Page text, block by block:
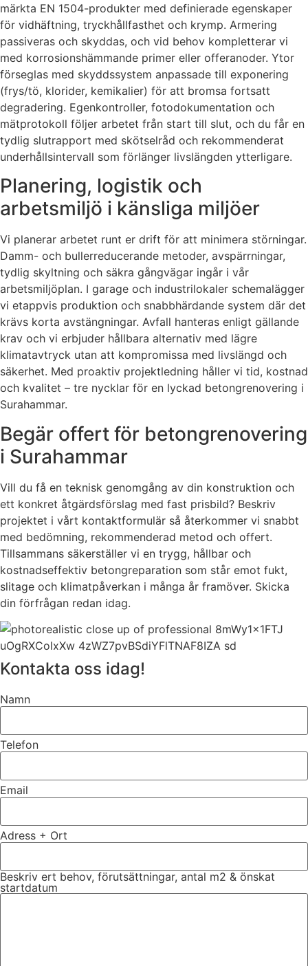
märkta EN 1504-produkter med definierade egenskaper
för vidhäftning, tryckhållfasthet och krymp. Armering
passiveras och skyddas, och vid behov kompletterar vi
med korrosionshämmande primer eller offeranoder. Ytor
förseglas med skyddssystem anpassade till exponering
(frys/tö, klorider, kemikalier) för att bromsa fortsatt
degradering. Egenkontroller, fotodokumentation och
mätprotokoll följer arbetet från start till slut, och du får en
tydlig slutrapport med skötselråd och rekommenderat
underhållsintervall som förlänger livslängden ytterligare.
Planering, logistik och
arbetsmiljö i känsliga miljöer
Vi planerar arbetet runt er drift för att minimera störningar.
Damm- och bullerreducerande metoder, avspärrningar,
tydlig skyltning och säkra gångvägar ingår i vår
arbetsmiljöplan. I garage och industrilokaler schemalägger
vi etappvis produktion och snabbhärdande system där det
krävs korta avstängningar. Avfall hanteras enligt gällande
krav och vi erbjuder hållbara alternativ med lägre
klimatavtryck utan att kompromissa med livslängd och
säkerhet. Med proaktiv projektledning håller vi tid, kostnad
och kvalitet – tre nycklar för en lyckad betongrenovering i
Surahammar.
Begär offert för betongrenovering
i Surahammar
Vill du få en teknisk genomgång av din konstruktion och
ett konkret åtgärdsförslag med fast prisbild? Beskriv
projektet i vårt kontaktformulär så återkommer vi snabbt
med bedömning, rekommenderad metod och offert.
Tillsammans säkerställer vi en trygg, hållbar och
kostnadseffektiv betongreparation som står emot fukt,
slitage och klimatpåverkan i många år framöver. Skicka
din förfrågan redan idag.
Kontakta oss idag!
Namn
Telefon
Email
Adress + Ort
Beskriv ert behov, förutsättningar, antal m2 & önskat
startdatum